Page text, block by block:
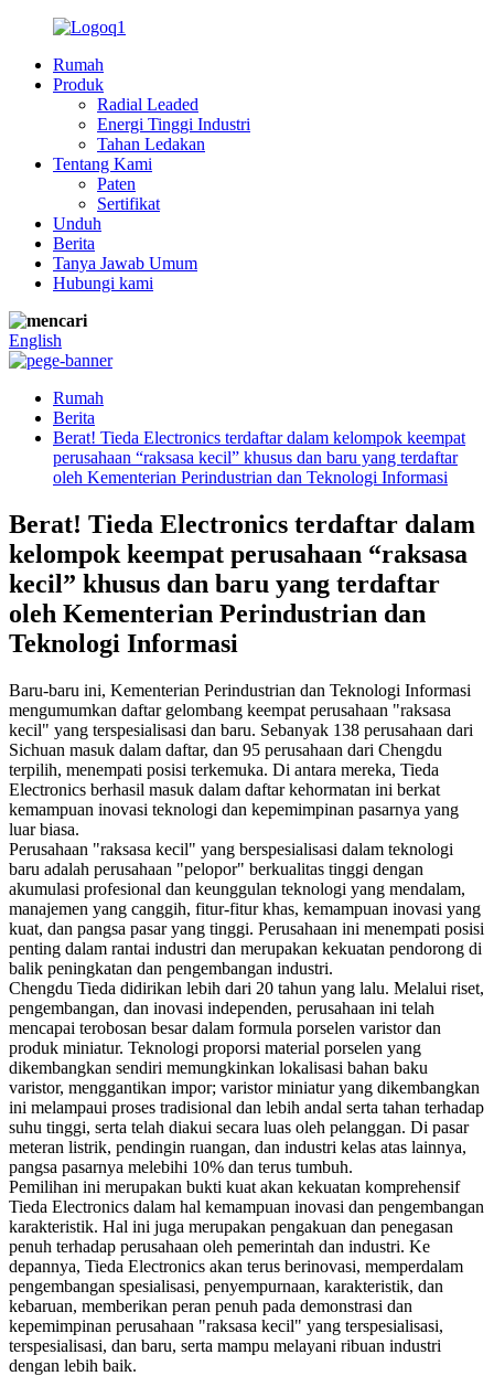
Rumah
Produk
Radial Leaded
Energi Tinggi Industri
Tahan Ledakan
Tentang Kami
Paten
Sertifikat
Unduh
Berita
Tanya Jawab Umum
Hubungi kami
English
Rumah
Berita
Berat! Tieda Electronics terdaftar dalam kelompok keempat
perusahaan “raksasa kecil” khusus dan baru yang terdaftar
oleh Kementerian Perindustrian dan Teknologi Informasi
Berat! Tieda Electronics terdaftar dalam
kelompok keempat perusahaan “raksasa
kecil” khusus dan baru yang terdaftar
oleh Kementerian Perindustrian dan
Teknologi Informasi
Baru-baru ini, Kementerian Perindustrian dan Teknologi Informasi
mengumumkan daftar gelombang keempat perusahaan "raksasa
kecil" yang terspesialisasi dan baru. Sebanyak 138 perusahaan dari
Sichuan masuk dalam daftar, dan 95 perusahaan dari Chengdu
terpilih, menempati posisi terkemuka. Di antara mereka, Tieda
Electronics berhasil masuk dalam daftar kehormatan ini berkat
kemampuan inovasi teknologi dan kepemimpinan pasarnya yang
luar biasa.
Perusahaan "raksasa kecil" yang berspesialisasi dalam teknologi
baru adalah perusahaan "pelopor" berkualitas tinggi dengan
akumulasi profesional dan keunggulan teknologi yang mendalam,
manajemen yang canggih, fitur-fitur khas, kemampuan inovasi yang
kuat, dan pangsa pasar yang tinggi. Perusahaan ini menempati posisi
penting dalam rantai industri dan merupakan kekuatan pendorong di
balik peningkatan dan pengembangan industri.
Chengdu Tieda didirikan lebih dari 20 tahun yang lalu. Melalui riset,
pengembangan, dan inovasi independen, perusahaan ini telah
mencapai terobosan besar dalam formula porselen varistor dan
produk miniatur. Teknologi proporsi material porselen yang
dikembangkan sendiri memungkinkan lokalisasi bahan baku
varistor, menggantikan impor; varistor miniatur yang dikembangkan
ini melampaui proses tradisional dan lebih andal serta tahan terhadap
suhu tinggi, serta telah diakui secara luas oleh pelanggan. Di pasar
meteran listrik, pendingin ruangan, dan industri kelas atas lainnya,
pangsa pasarnya melebihi 10% dan terus tumbuh.
Pemilihan ini merupakan bukti kuat akan kekuatan komprehensif
Tieda Electronics dalam hal kemampuan inovasi dan pengembangan
karakteristik. Hal ini juga merupakan pengakuan dan penegasan
penuh terhadap perusahaan oleh pemerintah dan industri. Ke
depannya, Tieda Electronics akan terus berinovasi, memperdalam
pengembangan spesialisasi, penyempurnaan, karakteristik, dan
kebaruan, memberikan peran penuh pada demonstrasi dan
kepemimpinan perusahaan "raksasa kecil" yang terspesialisasi,
terspesialisasi, dan baru, serta mampu melayani ribuan industri
dengan lebih baik.